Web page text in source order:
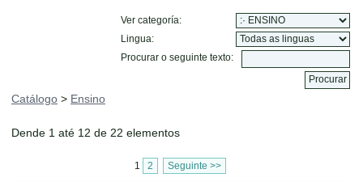
Ver categoría:
Lingua:
Procurar o seguinte texto:
Catálogo > Ensino
Dende 1 até 12 de 22 elementos
1 2 Seguinte >>